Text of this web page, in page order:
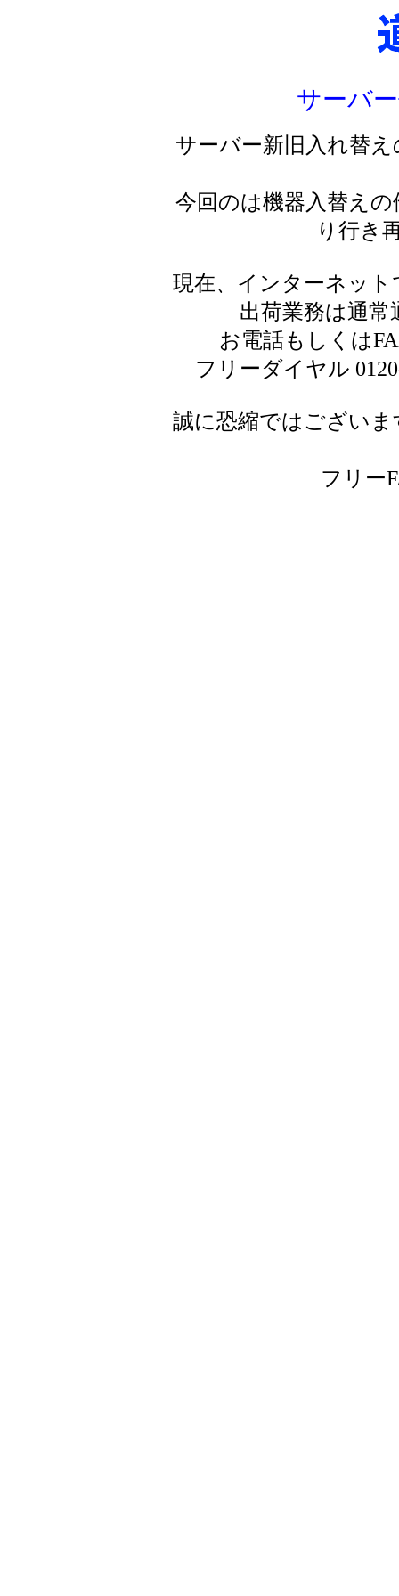
サーバ
サーバー新旧入れ替
今回のは機器入替え
り行き
現在、インターネッ
出荷業務は通
お電話もしくは
フリーダイヤル
誠に恐縮ではござい
フリー